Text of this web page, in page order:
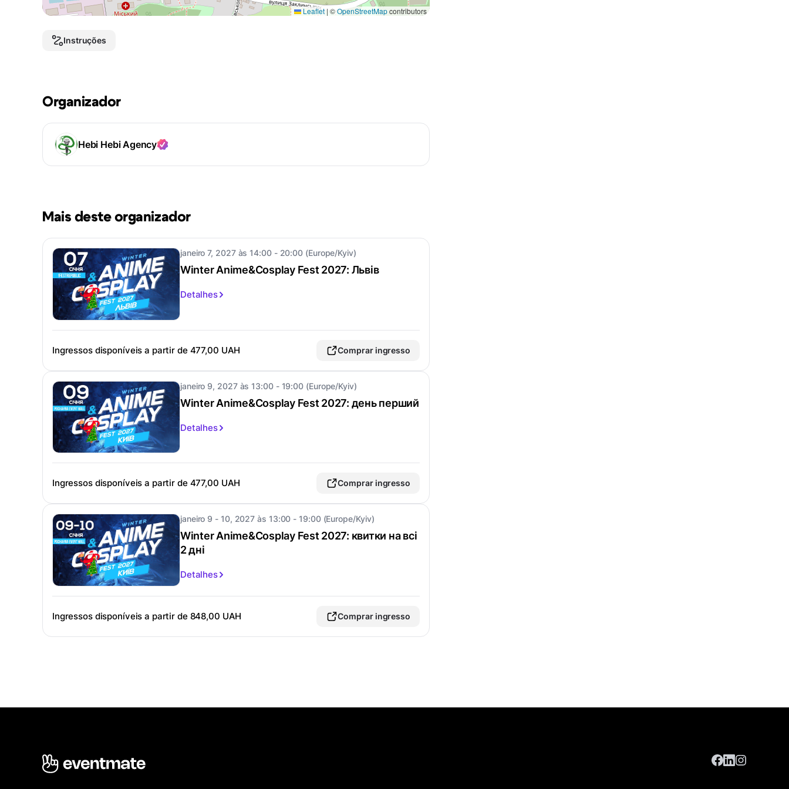
Leaflet | ©OpenStreetMapcontributors
Instruções
Organizador
Hebi Hebi Agency
Mais deste organizador
janeiro 7, 2027 às 14:00 - 20:00 (Europe/Kyiv)
Winter Anime&Cosplay Fest 2027: Львів
Detalhes
Ingressos disponíveis a partir de 477,00 UAH Comprar ingresso
janeiro 9, 2027 às 13:00 - 19:00 (Europe/Kyiv)
Winter Anime&Cosplay Fest 2027: день перший
Detalhes
Ingressos disponíveis a partir de 477,00 UAH Comprar ingresso
janeiro 9 - 10, 2027 às 13:00 - 19:00 (Europe/Kyiv)
Winter Anime&Cosplay Fest 2027: квитки на всі
2 дні
Detalhes
Ingressos disponíveis a partir de 848,00 UAH Comprar ingresso